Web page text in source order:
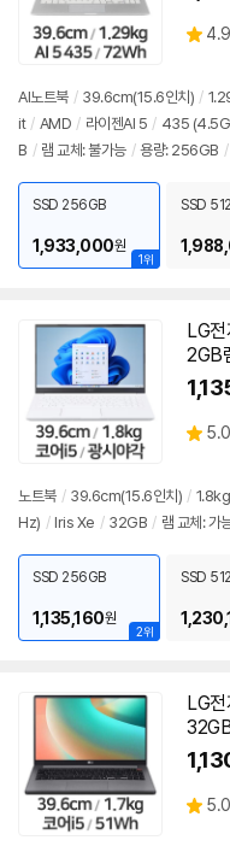
별
4.9
AI노트북 / 39.6cm(15.6인치) /
it / AMD / 라이젠AI 5 / 435
B / 램 교체: 불가능 / 용량: 256GB /
1위
SSD 256GB
1,933,000원
SSD
LG
2GB
별
5.0
노트북 / 39.6cm(15.6인치) / 1.8kg
Hz) / Iris Xe / 32GB / 램 교체: 가
2위
SSD 256GB
1,135,160원
SSD
LG
별
5.0